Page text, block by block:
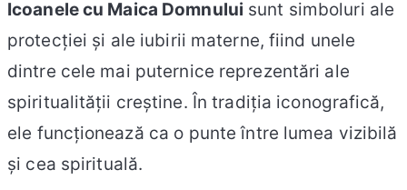
Icoanele cu Maica Domnului sunt simboluri ale
protecției și ale iubirii materne, fiind unele
dintre cele mai puternice reprezentări ale
spiritualității creștine. În tradiția iconografică,
ele funcționează ca o punte între lumea vizibilă
și cea spirituală.